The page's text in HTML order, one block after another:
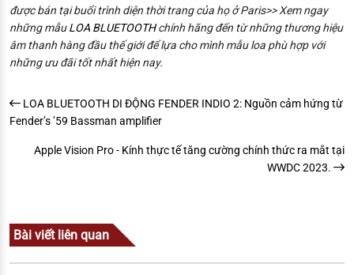
được bán tại buổi trình diện thời trang của họ ở Paris>> Xem ngay
những mẫuLOA BLUETOOTHchính hãng đến từ những thương hiệu
âm thanh hàng đầu thế giới để lựa cho mình mẫu loa phù hợp với
những ưu đãi tốt nhất hiện nay.
LOA BLUETOOTH DI ĐỘNG FENDER INDIO 2: Nguồn cảm hứng từ
Fender’s ’59 Bassman amplifier
Apple Vision Pro - Kính thực tế tăng cường chính thức ra mắt tại
WWDC 2023.
Bài viết liên quan